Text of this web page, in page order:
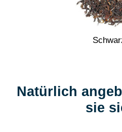
Natürlich
sie